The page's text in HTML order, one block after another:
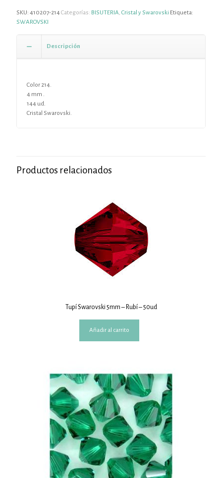
SKU: 410207-214Categorías: BISUTERIA, Cristal y Swarovski Etiqueta:
SWAROVSKI
Descripción
Color 214.
4 mm .
144 ud.
Cristal Swarovski.
Productos relacionados
Tupí Swarovski 5mm – Rubí – 50ud
Añadir al carrito